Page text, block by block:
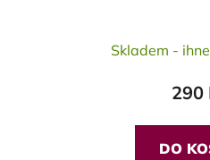
z
Skladem -
290
DO